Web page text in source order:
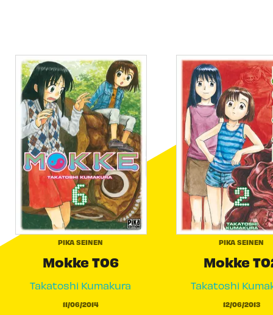
PIKA SEINEN
Mokke T06
Takatoshi Kumakura
11/06/2014
PIKA SEINEN
Mokke
Takatoshi
12/06/2013